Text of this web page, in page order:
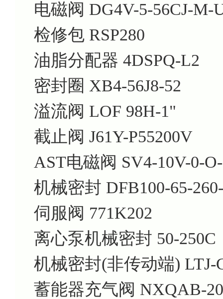
电磁阀 DG4V-5-56CJ-M-
检修包 RSP280
油脂分配器 4DSPQ-L2
密封圈 XB4-56J8-52
溢流阀 LOF 98H-1"
截止阀 J61Y-P55200V
AST电磁阀 SV4-10V-0-
机械密封 DFB100-65-
伺服阀 771K202
离心泵机械密封 50-250C
机械密封(非传动端) LTJ-
蓄能器充气阀 NXQAB-